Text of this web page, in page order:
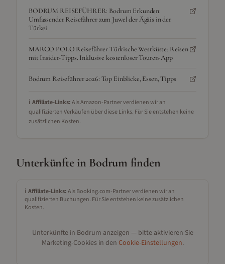
BODRUM REISEFÜHRER: Bodrum Erkunden:
Umfassender Reiseführer zum Juwel der Ägäis in der
Türkei
MARCO POLO Reiseführer Türkische Westküste: Reisen
mit Insider-Tipps. Inklusive kostenloser Touren-App
Bodrum Reiseführer 2026: Top Einblicke, Essen, Tipps
ℹ️ Affiliate-Links:Als Amazon-Partner verdienen wir an
qualifizierten Verkäufen über diese Links. Für Sie entstehen keine
zusätzlichen Kosten.
Unterkünfte in Bodrum finden
ℹ️ Affiliate-Links:Als Booking.com-Partner verdienen wir an
qualifizierten Buchungen. Für Sie entstehen keine zusätzlichen
Kosten.
Unterkünfte in Bodrum anzeigen — bitte aktivieren Sie
Marketing-Cookies in den Cookie-Einstellungen.